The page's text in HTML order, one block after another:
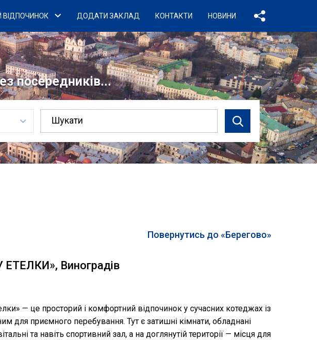
ВІДПОЧИНОК ДОДАТИ ЗАКЛАД КОНТАКТИ НОВИНИ
посередників...
Повернутись до «Берегово»
ЕТЕЛКИ», Виноградів
— це просторий і комфортний відпочинок у сучасних котеджах із
для приємного перебування. Тут є затишні кімнати, обладнані
та навіть спортивний зал, а на доглянутій території — місця для